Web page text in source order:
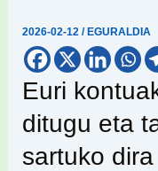
2026-02-12/ EGURALDIA
Euri
ditugu eta
sartuko dira